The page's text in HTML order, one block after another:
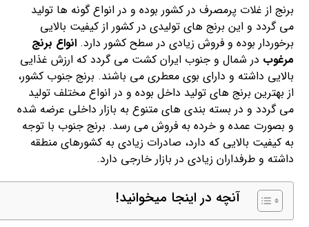
برنج از غلات پرمصرف در کشور بوده و در انواع گونه ها تولید
می گردد و این برنج های تولیدی در کشور از کیفیت بالایی
برخوردار بوده و فروش زیادی در سطح کشور دارد.انواع برنج
مرغوب در شمال و جنوب ایران کشت می گردد که ارزش غذایی
بالایی داشته و دارای بوی معطری می باشند. برنج جنوب کشور،
از بهترین برنج های تولید داخل بوده و در انواع مختلف تولید
می گردد و در بسته بندی های متنوع به بازار داخلی عرضه شده
و بصورت عمده و خرده به فروش می رسد. برنج جنوب با توجه
به کیفیت بالایی که دارد، صادرات زیادی به کشورهای منطقه
داشته و طرفداران زیادی در بازار خارجی دارد.
آنچه در اینجا میخوانید!